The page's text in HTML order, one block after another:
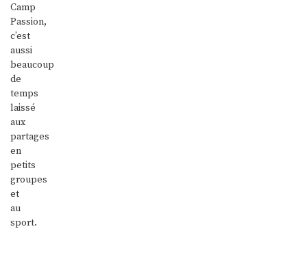
Camp
Passion,
c’est
aussi
beaucoup
de
temps
laissé
aux
partages
en
petits
groupes
et
au
sport.